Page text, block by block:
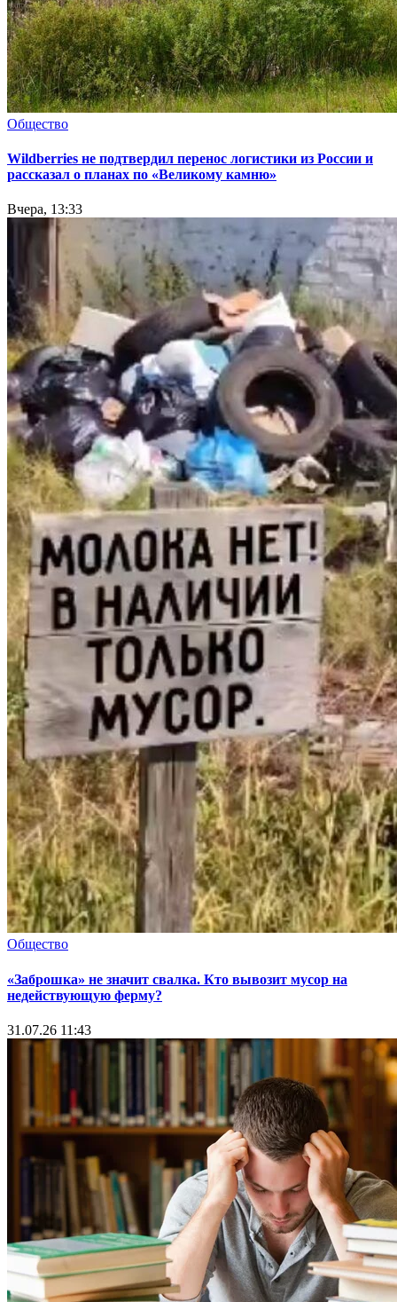
Общество
Wildberries не подтвердил перенос логистики из России и
рассказал о планах по «Великому камню»
Вчера, 13:33
Общество
«Заброшка» не значит свалка. Кто вывозит мусор на
недействующую ферму?
31.07.26 11:43